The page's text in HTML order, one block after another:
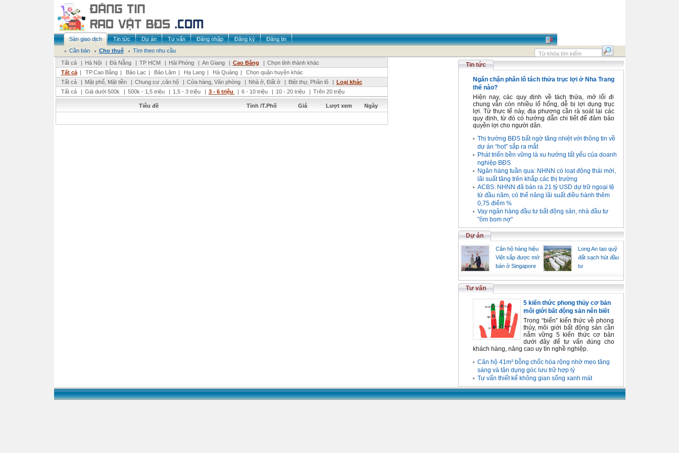
Sàn giao dịch Tin tức Dự án Tư vấn Đăng nhập Đăng ký
Đăng tin
Cần bán
Cho thuê
Tìm theo nhu cầu
Tất cả
| Hà Nội | Đà Nẵng | TP HCM | Hải Phòng | An Giang | Cao Bằng | Chọn tỉnh thành khác
Tất cả | TP.Cao Bằng | Bảo Lạc | Bảo Lâm | Hạ Lang | Hà Quảng |
Chọn quận huyện khác
Tất cả
| Mặt phố, Mặt tiền | Chung cư ,căn hộ | Cửa hàng, Văn phòng | Nhà ở, Đất ở | Biệt thự, Phân lô | Loại khác
Tất cả
| Giá dưới 500k | 500k - 1,5 triệu | 1,5 - 3 triệu | 3 - 6 triệu | 6 - 10 triệu | 10 - 20 triệu | Trên 20 triệu
Tiêu đề Tỉnh /T.Phố Giá Lượt xem Ngày
Tin tức
Ngăn chặn phân lô tách thửa trục lợi ở Nha Trang
thế nào?
Hiện nay, các quy định về tách thửa, mở lối đi
chung vẫn còn nhiều lổ hổng, dễ bị lợi dụng trục
lợi. Từ thực tế này, địa phương cần rà soát lại các
quy định, từ đó có hướng dẫn chi tiết để đảm bảo
quyền lợi cho người dân.
Thị trường BĐS bất ngờ tăng nhiệt với thông tin về
dự án “hot” sắp ra mắt
Phát triển bền vững là xu hướng tất yếu của doanh
nghiệp BĐS
Ngân hàng tuần qua: NHNN có loạt động thái mới,
lãi suất tăng trên khắp các thị trường
ACBS: NHNN đã bán ra 21 tỷ USD dự trữ ngoại tệ
từ đầu năm, có thể nâng lãi suất điều hành thêm
0,75 điểm %
Vay ngân hàng đầu tư bất động sản, nhà đầu tư
"ôm bom nợ"
Dự án
Căn hộ hàng hiệu
Việt sắp được mở
bán ở Singapore
Long An tạo quỹ
đất sạch hút đầu
tư
Tư vấn
5 kiến thức phong thủy cơ bản
môi giới bất động sản nên biết
Trong “biển” kiến thức về phong
thủy, môi giới bất động sản cần
nắm vững 5 kiến thức cơ bản
dưới đây để tư vấn đúng cho
khách hàng, nâng cao uy tín nghề nghiệp.
Căn hộ 41m² bỗng chốc hóa rộng nhờ mẹo tăng
sáng và tận dụng góc lưu trữ hợp lý
Tư vấn thiết kế không gian sống xanh mát